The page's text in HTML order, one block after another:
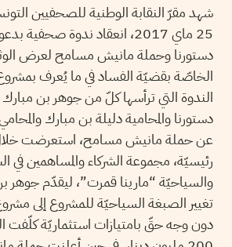
شهد مقرّ النقابة الوطنية للصحفيين
25 ماي 2017، انعقاد ندوة
دستورنا وحملة مانيش مسامح لعرض
الخاصّة بقضيّة الفساد في ما يُعرف
الندوة التي ترأسها كلّ من جوهر بن
دستورنا والمحامية دليلة بن مبارك
عن حملة مانيش مسامح، استعرضت
رئيسيّة، مجموعة الشركاء والمساهمين في
والسياحيّة “مارينا قمرت”، ليقدّم جوهر
تغيير الصبغة السياحيّة للمشروع إلى
دون وجه حقّ بامتيازات استثماريّة كلّفت